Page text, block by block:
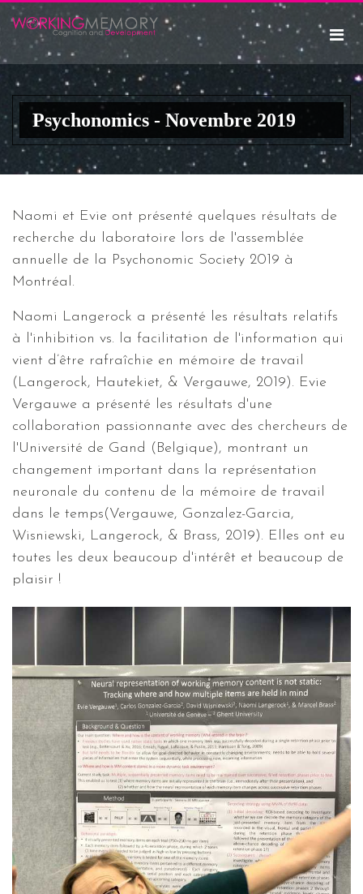
Psychonomics - Novembre 2019
Naomi et Evie ont présenté quelques résultats de
recherche du laboratoire lors de l'assemblée
annuelle de la Psychonomic Society 2019 à
Montréal.
Naomi Langerock a présenté les résultats relatifs
à l'inhibition vs. la facilitation de l'information qui
vient d’être rafraîchie en mémoire de travail
(Langerock, Hautekiet, & Vergauwe, 2019). Evie
Vergauwe a présenté les résultats d'une
collaboration passionnante avec des chercheurs de
l'Université de Gand (Belgique), montrant un
changement important dans la représentation
neuronale du contenu de la mémoire de travail
dans le temps(Vergauwe, Gonzalez-Garcia,
Wisniewski, Langerock, & Brass, 2019). Elles ont eu
toutes les deux beaucoup d'intérêt et beaucoup de
plaisir !